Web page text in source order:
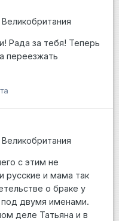
Великобритания
Рада за тебя! Теперь
переезжать
Великобритания
с этим не
русские и мама так
о браке у
под двумя именами.
деле Татьяна и в